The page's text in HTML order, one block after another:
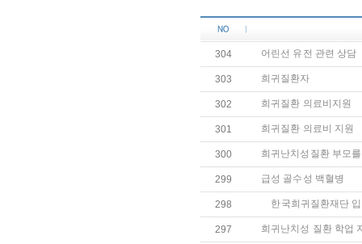
304 어린선 유전 관련 상담
303 희귀질환자
302 희귀질환 의료비지원
301 희귀질환 의료비 지원
300 희귀난치성질환 부모
299 급성 골수성 백혈병
298 한국희귀질환재단
297 희귀난치성 질환 학업